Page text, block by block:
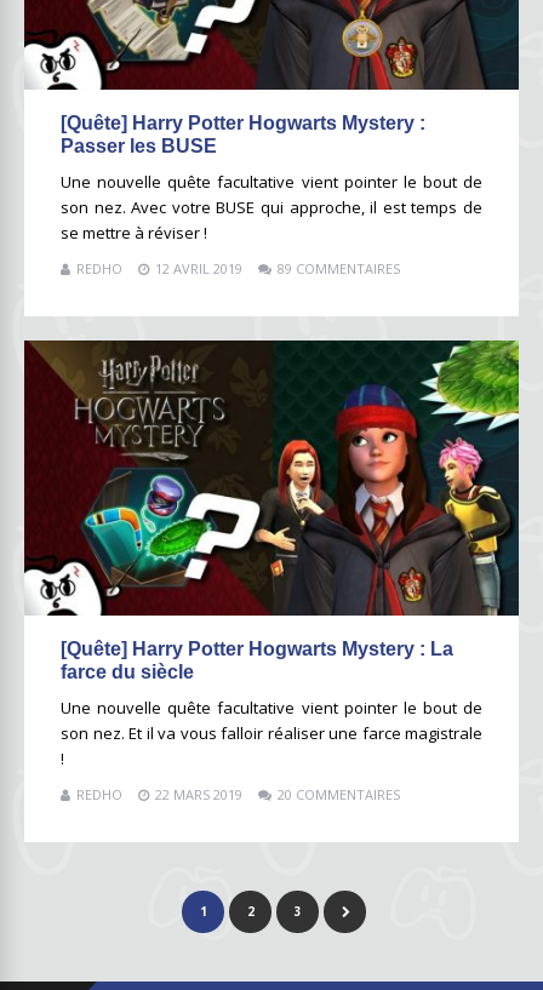
[Quête] Harry Potter Hogwarts Mystery :
Passer les BUSE
Une nouvelle quête facultative vient pointer le bout de
son nez. Avec votre BUSE qui approche, il est temps de
se mettre à réviser !
REDHO 12 AVRIL 2019 89 COMMENTAIRES
[Quête] Harry Potter Hogwarts Mystery : La
farce du siècle
Une nouvelle quête facultative vient pointer le bout de
son nez. Et il va vous falloir réaliser une farce magistrale
!
REDHO 22 MARS 2019 20 COMMENTAIRES
1 2 3